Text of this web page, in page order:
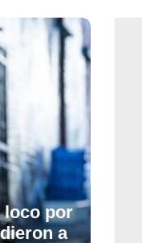
loco por
a